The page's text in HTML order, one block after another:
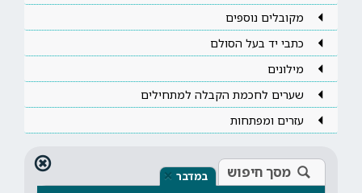
מקובלים נוספים
כתבי יד בעל הסולם
מילונים
שערים לחכמת הקבלה למתחילים
עזרים ומפתחות
מסך חיפוש במדבר ×